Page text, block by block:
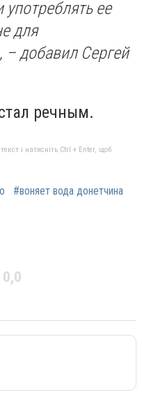
употреблять ее
для
– добавил Сергей
речным.
і натисніть Ctrl + Enter, щоб
#воняет вода донетчина
0,0